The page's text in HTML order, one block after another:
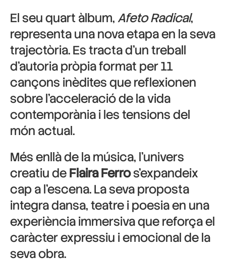
El seu quart àlbum,Afeto Radical,
representa una nova etapa en la seva
trajectòria. Es tracta d’un treball
d’autoria pròpia format per 11
cançons inèdites que reflexionen
sobre l’acceleració de la vida
contemporània i les tensions del
món actual.
Més enllà de la música, l’univers
creatiu deFlaira Ferros’expandeix
cap a l’escena. La seva proposta
integra dansa, teatre i poesia en una
experiència immersiva que reforça el
caràcter expressiu i emocional de la
seva obra.